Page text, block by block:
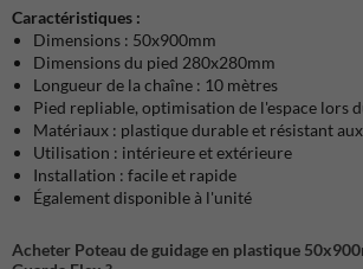
Caractéristiques :
Dimensions : 50x900mm
Dimensions du pied 280x280mm
Longueur de la chaîne : 10 mètres
Pied repliable, optimisation de l'espace lors
Matériaux : plastique durable et résistant
Utilisation : intérieure et extérieure
Installation : facile et rapide
Également disponible à l'unité
Acheter Poteau de guidage en plastique